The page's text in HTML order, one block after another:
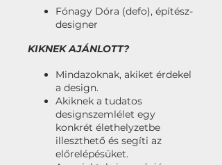
Fónagy Dóra (defo), építész-
designer
KIKNEK AJÁNLOTT?
Mindazoknak, akiket érdekel
a design.
Akiknek a tudatos
designszemlélet egy
konkrét élethelyzetbe
illeszthető és segíti az
előrelépésüket.